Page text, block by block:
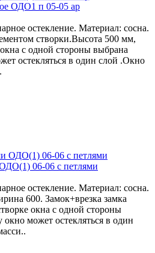
ОДО1 п 05-05 ар
остекление. Материал: сосна.
створки.Высота 500 мм,
с одной стороны выбрана
остекляться в один слой .Окно
06-06 с петлями
остекление. Материал: сосна.
600. Замок+врезка замка
окна с одной стороны
окно может остекляться в один